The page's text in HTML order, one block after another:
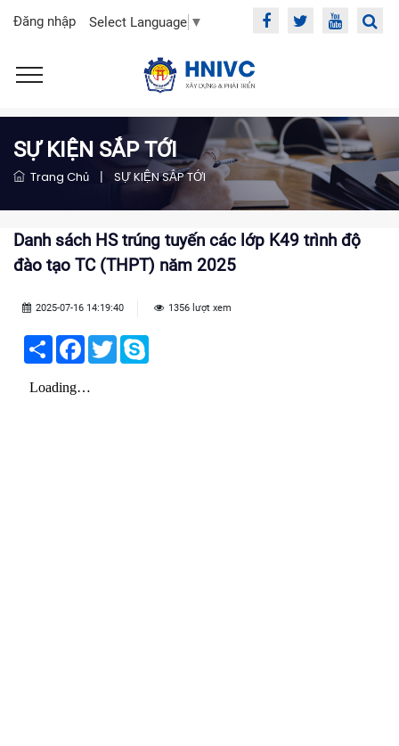
Đăng nhập Select Language ▼
SỰ KIỆN SẮP TỚI
Trang Chủ | SỰ KIỆN SẮP TỚI
Danh sách HS trúng tuyến các lớp K49 trình độ
đào tạo TC (THPT) năm 2025
2025-07-16 14:19:40 1356 lượt xem
Share Facebook
Twitter